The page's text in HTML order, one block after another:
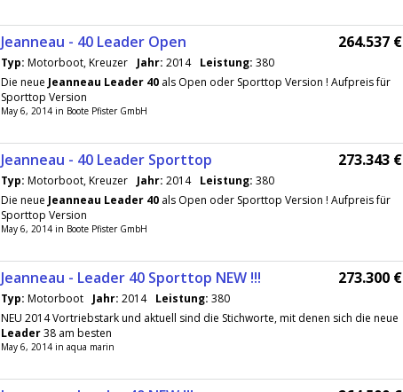
Jeanneau - 40 Leader Open 264.537 €
Typ: Motorboot, Kreuzer Jahr: 2014 Leistung: 380
Die neue Jeanneau Leader 40 als Open oder Sporttop Version ! Aufpreis für
Sporttop Version
May 6, 2014 in Boote Pfister GmbH
Jeanneau - 40 Leader Sporttop 273.343 €
Typ: Motorboot, Kreuzer Jahr: 2014 Leistung: 380
Die neue Jeanneau Leader 40 als Open oder Sporttop Version ! Aufpreis für
Sporttop Version
May 6, 2014 in Boote Pfister GmbH
Jeanneau - Leader 40 Sporttop NEW !!! 273.300 €
Typ: Motorboot Jahr: 2014 Leistung: 380
NEU 2014 Vortriebstark und aktuell sind die Stichworte, mit denen sich die neue
Leader38 am besten
May 6, 2014 in aqua marin